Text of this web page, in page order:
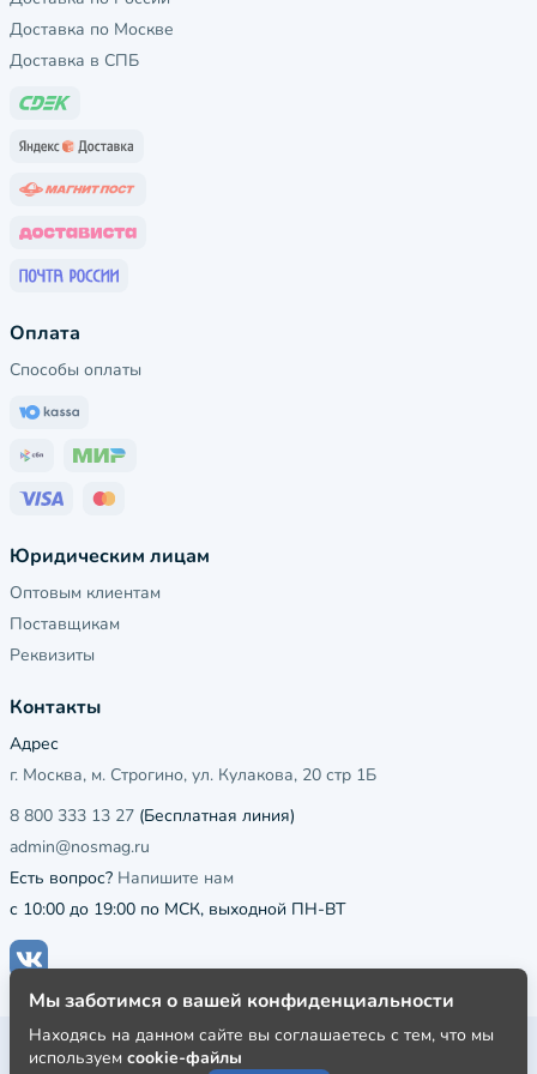
Доставка по Москве
Доставка в СПБ
Оплата
Способы оплаты
Юридическим лицам
Оптовым клиентам
Поставщикам
Реквизиты
Контакты
Адрес
г. Москва, м. Строгино, ул. Кулакова, 20 стр 1Б
8 800 333 13 27 (Бесплатная линия)
admin@nosmag.ru
Есть вопрос? Напишите нам
с 10:00 до 19:00 по МСК, выходной ПН-ВТ
Публичная оферта
Мы заботимся о вашей конфиденциальности
Находясь на данном сайте вы соглашаетесь с тем, что мы
используем cookie-файлы